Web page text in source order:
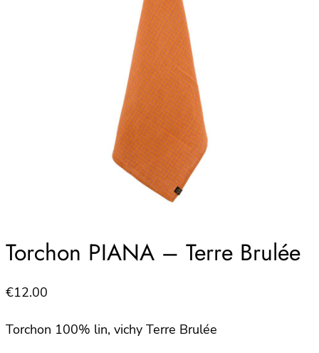
Torchon PIANA – Terre Brulée
€12.00
Torchon 100% lin, vichy Terre Brulée